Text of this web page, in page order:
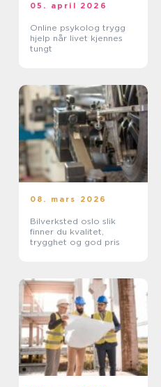
05. april 2026
Online psykolog trygg
hjelp når livet kjennes
tungt
08. mars 2026
Bilverksted oslo slik
finner du kvalitet,
trygghet og god pris